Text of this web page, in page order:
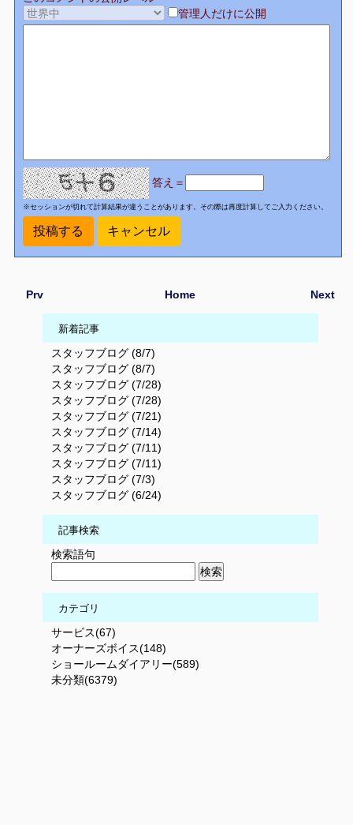
管理人だけに公開
答え＝
※セッションが切れて計算結果が違うことがあります。その際は再度計算してご入力ください。
Prv Next
Home
新着記事
スタッフブログ (8/7)
スタッフブログ (8/7)
スタッフブログ (7/28)
スタッフブログ (7/28)
スタッフブログ (7/21)
スタッフブログ (7/14)
スタッフブログ (7/11)
スタッフブログ (7/11)
スタッフブログ (7/3)
スタッフブログ (6/24)
記事検索
検索語句
カテゴリ
サービス(67)
オーナーズボイス(148)
ショールームダイアリー(589)
未分類(6379)